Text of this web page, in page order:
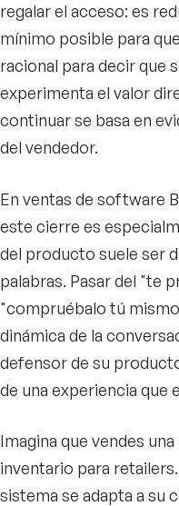
regalar el acceso: es
mínimo posible para
racional para decir que
experimenta el valor
continuar se basa en
del vendedor.
En ventas de software
este cierre es
del producto suele ser
palabras. Pasar del "te
"compruébalo tú
dinámica de la
defensor de su
de una experiencia que
Imagina que vendes
inventario para
sistema se adapta a su